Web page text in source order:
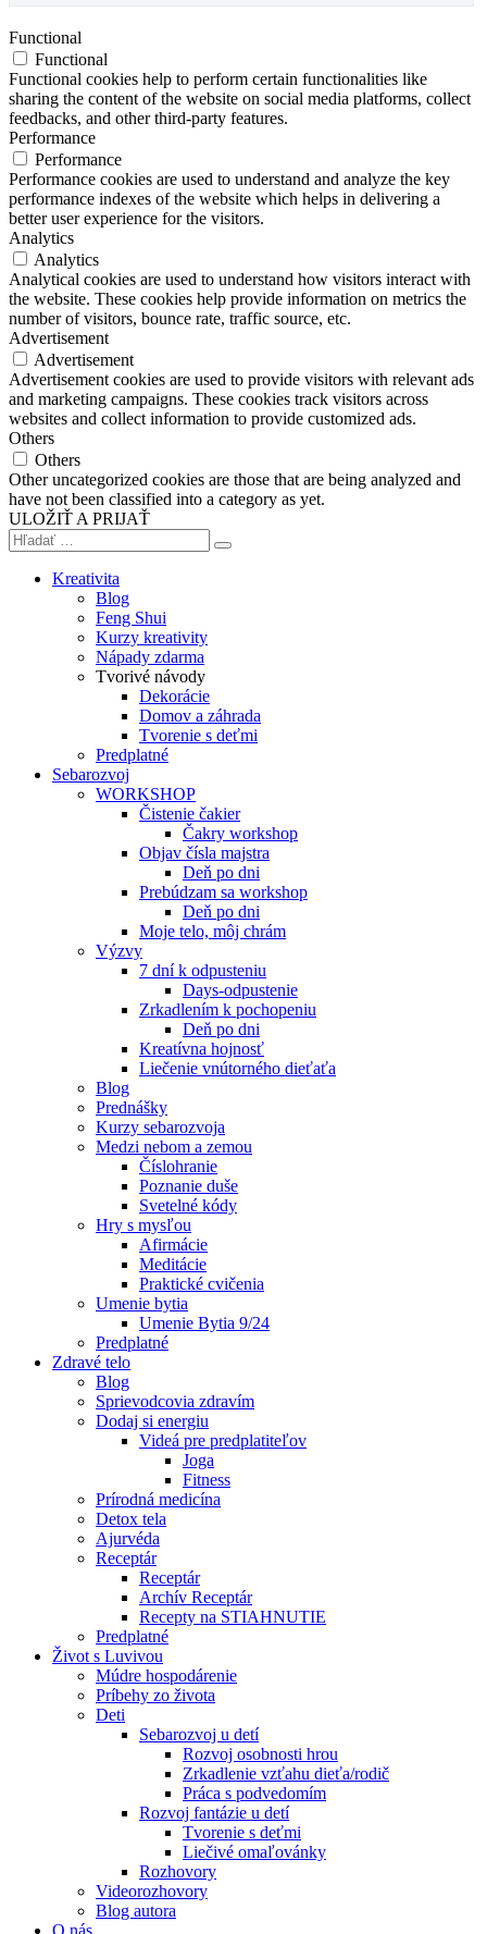
Functional
Functional
Functional cookies help to perform certain functionalities like
sharing the content of the website on social media platforms, collect
feedbacks, and other third-party features.
Performance
Performance
Performance cookies are used to understand and analyze the key
performance indexes of the website which helps in delivering a
better user experience for the visitors.
Analytics
Analytics
Analytical cookies are used to understand how visitors interact with
the website. These cookies help provide information on metrics the
number of visitors, bounce rate, traffic source, etc.
Advertisement
Advertisement
Advertisement cookies are used to provide visitors with relevant ads
and marketing campaigns. These cookies track visitors across
websites and collect information to provide customized ads.
Others
Others
Other uncategorized cookies are those that are being analyzed and
have not been classified into a category as yet.
ULOŽIŤ A PRIJAŤ
Kreativita
Blog
Feng Shui
Kurzy kreativity
Nápady zdarma
Tvorivé návody
Dekorácie
Domov a záhrada
Tvorenie s deťmi
Predplatné
Sebarozvoj
WORKSHOP
Čistenie čakier
Čakry workshop
Objav čísla majstra
Deň po dni
Prebúdzam sa workshop
Deň po dni
Moje telo, môj chrám
Výzvy
7 dní k odpusteniu
Days-odpustenie
Zrkadlením k pochopeniu
Deň po dni
Kreatívna hojnosť
Liečenie vnútorného dieťaťa
Blog
Prednášky
Kurzy sebarozvoja
Medzi nebom a zemou
Číslohranie
Poznanie duše
Svetelné kódy
Hry s mysľou
Afirmácie
Meditácie
Praktické cvičenia
Umenie bytia
Umenie Bytia 9/24
Predplatné
Zdravé telo
Blog
Sprievodcovia zdravím
Dodaj si energiu
Videá pre predplatiteľov
Joga
Fitness
Prírodná medicína
Detox tela
Ajurvéda
Receptár
Receptár
Archív Receptár
Recepty na STIAHNUTIE
Predplatné
Život s Luvivou
Múdre hospodárenie
Príbehy zo života
Deti
Sebarozvoj u detí
Rozvoj osobnosti hrou
Zrkadlenie vzťahu dieťa/rodič
Práca s podvedomím
Rozvoj fantázie u detí
Tvorenie s deťmi
Liečivé omaľovánky
Rozhovory
Videorozhovory
Blog autora